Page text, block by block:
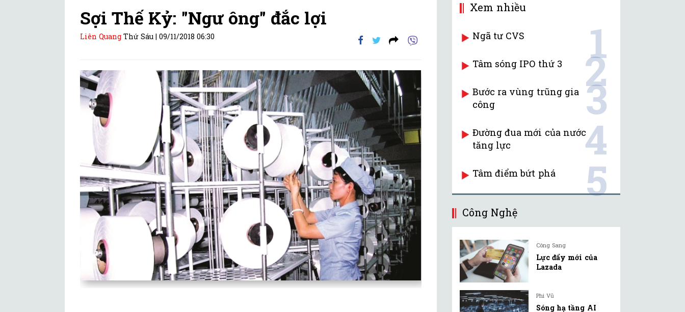
Sợi Thế Kỷ: "Ngư ông" đắc lợi
Liên Quang Thứ Sáu |09/11/2018 06:30
Xem nhiều
Ngã tư CVS 1
Tâm sóng IPO thứ 3 2
Bước ra vùng trũng gia
công
3
Đường đua mới của nước
tăng lực
4
Tâm điểm bứt phá 5
Công Nghệ
Công Sang
Lực đẩy mới của
Lazada
Phi Vũ
Sóng hạ tầng AI